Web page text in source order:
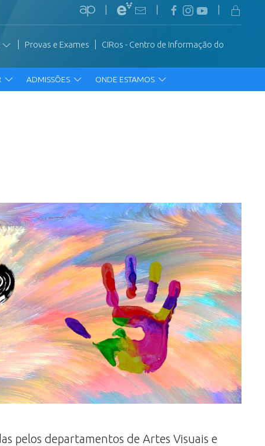
Provas e Exames
CIRos - Centro de Informação do
ADMISSÕES ONDE ESTAMOS
pelos departamentos de Artes Visuais e